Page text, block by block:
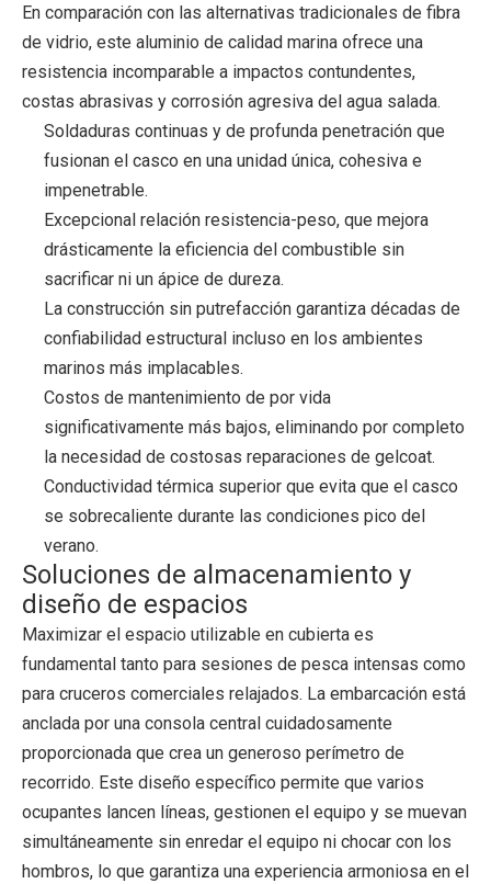
En comparación con las alternativas tradicionales de fibra
de vidrio, este aluminio de calidad marina ofrece una
resistencia incomparable a impactos contundentes,
costas abrasivas y corrosión agresiva del agua salada.
Soldaduras continuas y de profunda penetración que
fusionan el casco en una unidad única, cohesiva e
impenetrable.
Excepcional relación resistencia-peso, que mejora
drásticamente la eficiencia del combustible sin
sacrificar ni un ápice de dureza.
La construcción sin putrefacción garantiza décadas de
confiabilidad estructural incluso en los ambientes
marinos más implacables.
Costos de mantenimiento de por vida
significativamente más bajos, eliminando por completo
la necesidad de costosas reparaciones de gelcoat.
Conductividad térmica superior que evita que el casco
se sobrecaliente durante las condiciones pico del
verano.
Soluciones de almacenamiento y
diseño de espacios
Maximizar el espacio utilizable en cubierta es
fundamental tanto para sesiones de pesca intensas como
para cruceros comerciales relajados. La embarcación está
anclada por una consola central cuidadosamente
proporcionada que crea un generoso perímetro de
recorrido. Este diseño específico permite que varios
ocupantes lancen líneas, gestionen el equipo y se muevan
simultáneamente sin enredar el equipo ni chocar con los
hombros, lo que garantiza una experiencia armoniosa en el